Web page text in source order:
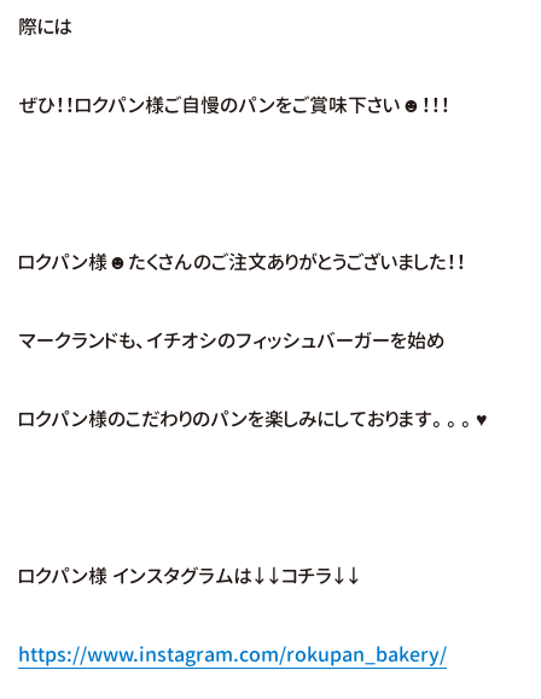
際には
ぜひ！！ロクパン様ご自慢のパンをご賞味下さい☻！！！
ロクパン様☻たくさんのご注文ありがとうございました！！
マークランドも、イチオシのフィッシュバーガーを始め
ロクパン様のこだわりのパンを楽しみにしております。。。♥
ロクパン様 インスタグラムは↓↓コチラ↓↓
https://www.instagram.com/rokupan_bakery/